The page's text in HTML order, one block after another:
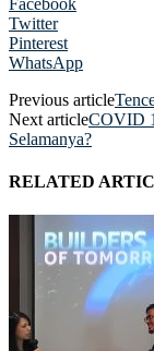
Twitter
Pinterest
WhatsApp
Previous article
Next articleCOVID
Selamanya?
RELATED